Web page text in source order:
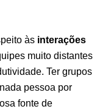
às interações
muito distantes
Ter grupos
pessoa por
fonte de